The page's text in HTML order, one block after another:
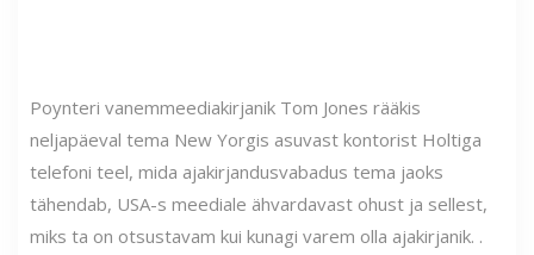
Poynteri vanemmeediakirjanik Tom Jones rääkis
neljapäeval tema New Yorgis asuvast kontorist Holtiga
telefoni teel, mida ajakirjandusvabadus tema jaoks
tähendab, USA-s meediale ähvardavast ohust ja sellest,
miks ta on otsustavam kui kunagi varem olla ajakirjanik. .